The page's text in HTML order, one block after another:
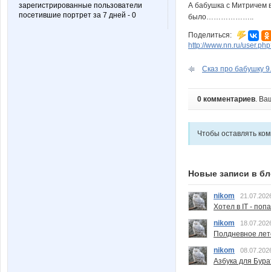
зарегистрированные пользователи
посетившие портрет за 7 дней - 0
А бабушка с Митричем
было………………..
Поделиться:
http://www.nn.ru/
Сказ про бабушку
0 комментариев.
Чтобы оставлять
Новые записи в
nikom
Хотел в IT -
nikom
Полдневное
nikom
Азбука для